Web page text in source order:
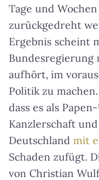
Tage und
zurückgedreht
Ergebnis scheint
Bundesregierung
aufhört, im
Politik zu
dass es als
Kanzlerschaft
Deutschland mit
Schaden zufügt.
von Christian